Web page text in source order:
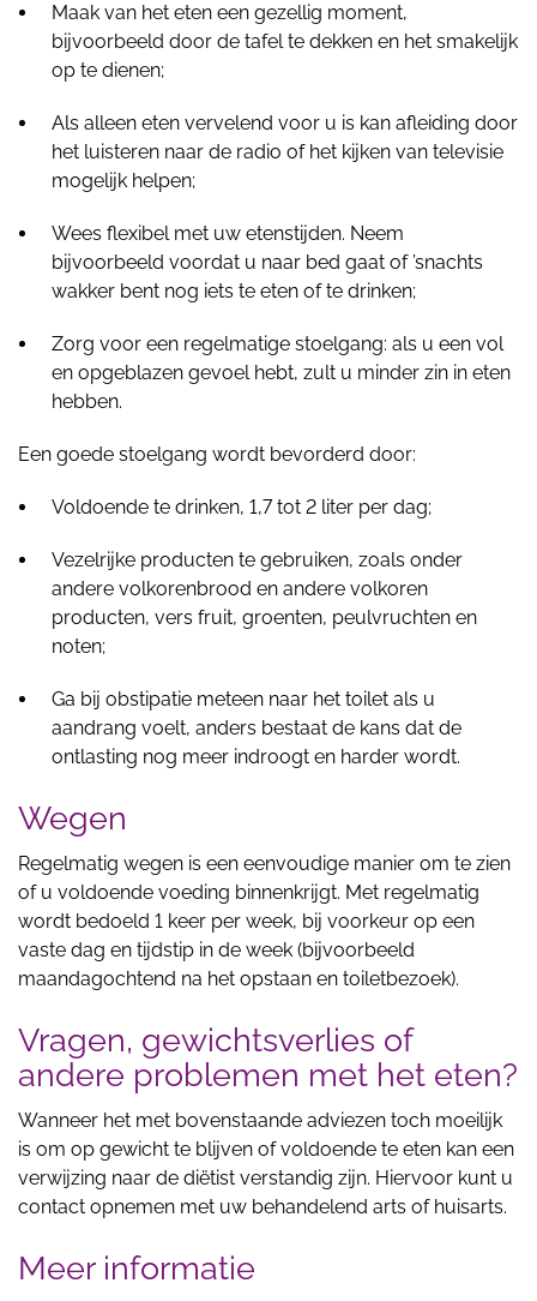
Maak van het eten een gezellig moment,
bijvoorbeeld door de tafel te dekken en het smakelijk
op te dienen;
Als alleen eten vervelend voor u is kan afleiding door
het luisteren naar de radio of het kijken van televisie
mogelijk helpen;
Wees flexibel met uw etenstijden. Neem
bijvoorbeeld voordat u naar bed gaat of ’snachts
wakker bent nog iets te eten of te drinken;
Zorg voor een regelmatige stoelgang: als u een vol
en opgeblazen gevoel hebt, zult u minder zin in eten
hebben.
Een goede stoelgang wordt bevorderd door:
Voldoende te drinken, 1,7 tot 2 liter per dag;
Vezelrijke producten te gebruiken, zoals onder
andere volkorenbrood en andere volkoren
producten, vers fruit, groenten, peulvruchten en
noten;
Ga bij obstipatie meteen naar het toilet als u
aandrang voelt, anders bestaat de kans dat de
ontlasting nog meer indroogt en harder wordt.
Wegen
Regelmatig wegen is een eenvoudige manier om te zien
of u voldoende voeding binnenkrijgt. Met regelmatig
wordt bedoeld 1 keer per week, bij voorkeur op een
vaste dag en tijdstip in de week (bijvoorbeeld
maandagochtend na het opstaan en toiletbezoek).
Vragen, gewichtsverlies of
andere problemen met het eten?
Wanneer het met bovenstaande adviezen toch moeilijk
is om op gewicht te blijven of voldoende te eten kan een
verwijzing naar de diëtist verstandig zijn. Hiervoor kunt u
contact opnemen met uw behandelend arts of huisarts.
Meer informatie